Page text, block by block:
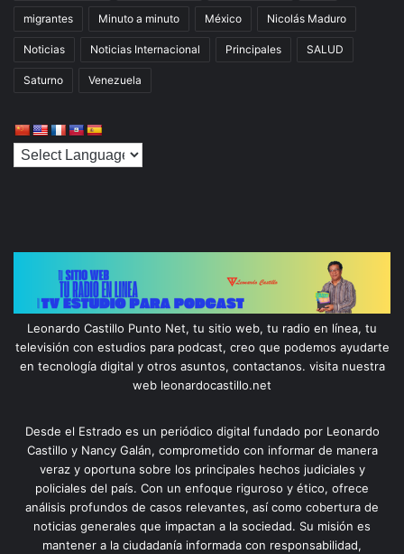
migrantes Minuto a minuto México Nicolás Maduro
Noticias Noticias Internacional Principales SALUD
Saturno Venezuela
Leonardo Castillo Punto Net, tu sitio web, tu radio en línea, tu
televisión con estudios para podcast, creo que podemos ayudarte
en tecnología digital y otros asuntos, contactanos. visita nuestra
web leonardocastillo.net
Desde el Estrado es un periódico digital fundado por Leonardo
Castillo y Nancy Galán, comprometido con informar de manera
veraz y oportuna sobre los principales hechos judiciales y
policiales del país. Con un enfoque riguroso y ético, ofrece
análisis profundos de casos relevantes, así como cobertura de
noticias generales que impactan a la sociedad. Su misión es
mantener a la ciudadanía informada con responsabilidad,